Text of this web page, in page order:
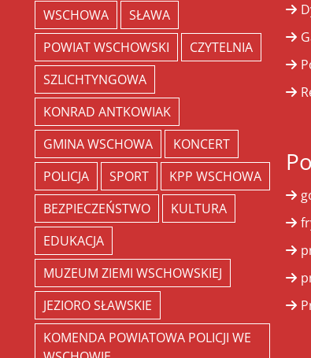
WSCHOWA
SŁAWA
POWIAT WSCHOWSKI
CZYTELNIA
SZLICHTYNGOWA
KONRAD ANTKOWIAK
GMINA WSCHOWA
KONCERT
POLICJA
SPORT
KPP WSCHOWA
BEZPIECZEŃSTWO
KULTURA
EDUKACJA
MUZEUM ZIEMI WSCHOWSKIEJ
JEZIORO SŁAWSKIE
KOMENDA POWIATOWA POLICJI WE